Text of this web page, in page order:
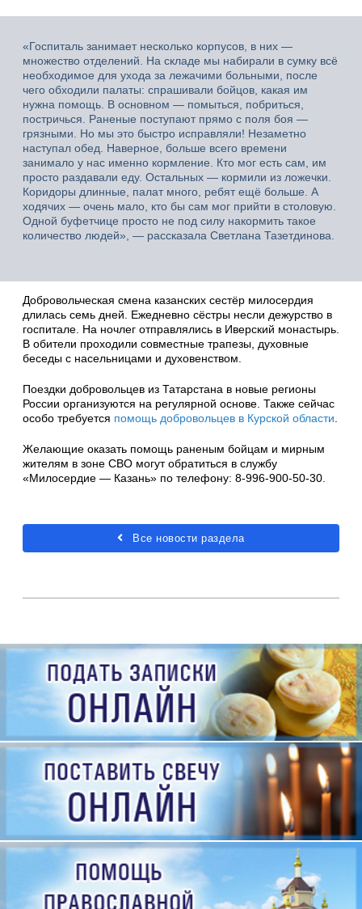
«Госпиталь занимает несколько корпусов, в них —
множество отделений. На складе мы набирали в сумку всё
необходимое для ухода за лежачими больными, после
чего обходили палаты: спрашивали бойцов, какая им
нужна помощь. В основном — помыться, побриться,
постричься. Раненые поступают прямо с поля боя —
грязными. Но мы это быстро исправляли! Незаметно
наступал обед. Наверное, больше всего времени
занимало у нас именно кормление. Кто мог есть сам, им
просто раздавали еду. Остальных — кормили из ложечки.
Коридоры длинные, палат много, ребят ещё больше. А
ходячих — очень мало, кто бы сам мог прийти в столовую.
Одной буфетчице просто не под силу накормить такое
количество людей», — рассказала Светлана Тазетдинова.
Добровольческая смена казанских сестёр милосердия
длилась семь дней. Ежедневно сёстры несли дежурство в
госпитале. На ночлег отправлялись в Иверский монастырь.
В обители проходили совместные трапезы, духовные
беседы с насельницами и духовенством.
Поездки добровольцев из Татарстана в новые регионы
России организуются на регулярной основе. Также сейчас
особо требуется помощь добровольцев в Курской области
Желающие оказать помощь раненым бойцам и мирным
жителям в зоне СВО могут обратиться в службу
«Милосердие — Казань» по телефону: 8-996-900-50-30.
Все новости раздела